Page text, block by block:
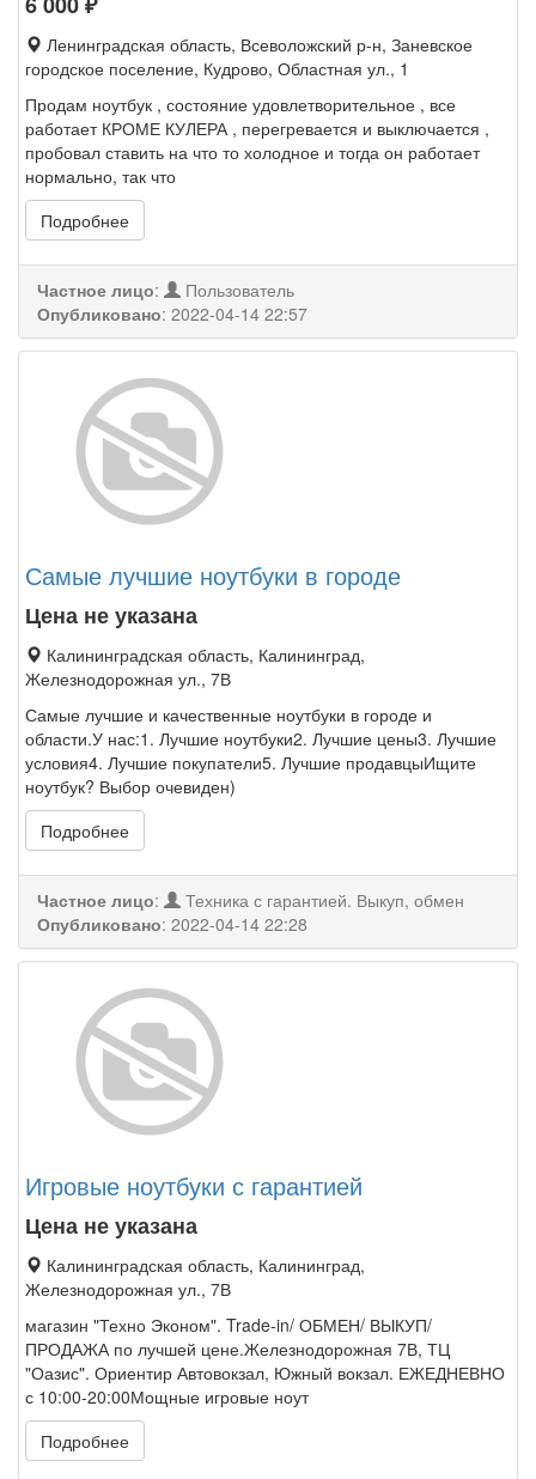
Ленинградская область, Всеволожский р-н, Заневское
городское поселение, Кудрово, Областная ул., 1
Продам ноутбук , состояние удовлетворительное , все
работает КРОМЕ КУЛЕРА , перегревается и выключается ,
пробовал ставить на что то холодное и тогда он работает
нормально, так что
Подробнее
Частное лицо:
Пользователь
Опубликовано: 2022-04-14 22:57
Самые лучшие ноутбуки в городе
Цена не указана
Калининградская область, Калининград,
Железнодорожная ул., 7В
Самые лучшие и качественные ноутбуки в городе и
области.У нас:1. Лучшие ноутбуки2. Лучшие цены3. Лучшие
условия4. Лучшие покупатели5. Лучшие продавцыИщите
ноутбук? Выбор очевиден)
Подробнее
Частное лицо:
Техника с гарантией. Выкуп, обмен
Опубликовано: 2022-04-14 22:28
Игровые ноутбуки с гарантией
Цена не указана
Калининградская область, Калининград,
Железнодорожная ул., 7В
магазин "Техно Эконом". Trade-in/ ОБМЕН/ ВЫКУП/
ПРОДАЖА по лучшей цене.Железнодорожная 7В, ТЦ
"Оазис". Ориентир Автовокзал, Южный вокзал. ЕЖЕДНЕВНО
с 10:00-20:00Мощные игровые ноут
Подробнее